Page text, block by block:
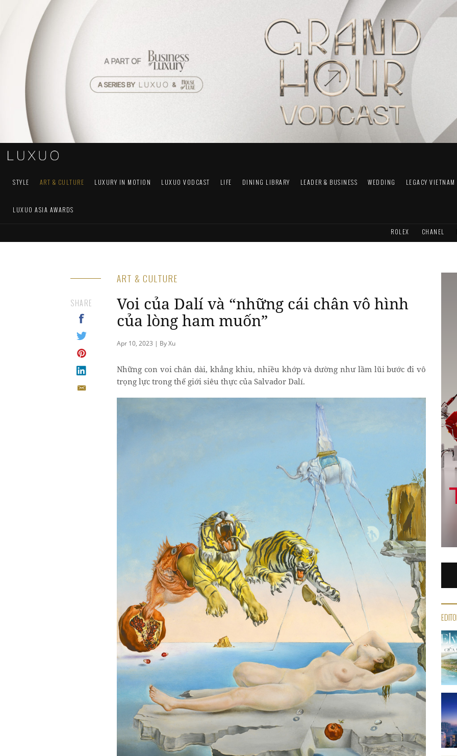
STYLE ART & CULTURE LUXURY IN MOTION LUXUO VODCAST LIFE DINING LIBRARY LEADER & BUSINESS WEDDING LEGACY VIETNAM
LUXUO ASIA AWARDS
ROLEX CHANEL
ART & CULTURE
Voi của Dalí và “những cái chân vô hình
của lòng ham muốn”
Apr 10, 2023 | By Xu
SHARE
Những con voi chân dài, khẳng khiu, nhiều khớp và dường như lầm lũi bước đi vô
trọng lực trong thế giới siêu thực của Salvador Dalí.